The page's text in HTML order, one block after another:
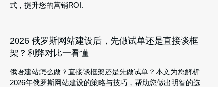
式，提升您的营销ROI.
2026 俄罗斯网站建设后，先做试单还是直接谈框
架？利弊对比一看懂
俄语建站怎么做？直接谈框架还是先做试单？本文为您解析
2026年俄罗斯网站建设的策略与技巧，帮助您做出明智的选